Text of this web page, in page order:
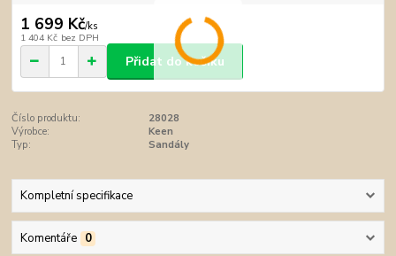
1 699 Kč/ks
1 404 Kč bez DPH
Přidat do košíku
Číslo produktu:
28028
Výrobce:
Keen
Typ:
Sandály
Kompletní specifikace
Komentáře 0